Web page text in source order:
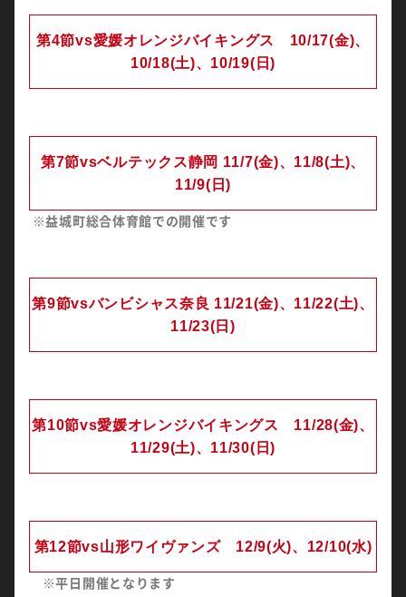
第4節vs愛媛オレンジバイキングス 10/17(金)、
10/18(土)、10/19(日)
第7節vsベルテックス静岡 11/7(金)、11/8(土)、
11/9(日)
※益城町総合体育館での開催です
第9節vsバンビシャス奈良 11/21(金)、11/22(土)、
11/23(日)
第10節vs愛媛オレンジバイキングス 11/28(金)、
11/29(土)、11/30(日)
第12節vs山形ワイヴァンズ 12/9(火)、12/10(水)
※平日開催となります